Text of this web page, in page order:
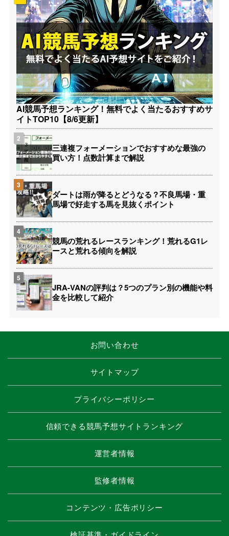
AI競馬予想ランキング！無料でよく当たるおすすめサ
イトTOP10【8/6更新】
三連複フォーメーションでおすすめな最強の
買い方！点数計算まで解説
ダートは雨が降るとどうなる？不良馬場・重
馬場で好走する馬を見抜くポイント
競馬の荒れるレースランキング！荒れるG1レ
ースと荒れる傾向を解説
JRA-VANの評判は？5つのプラン別の機能や料
金を比較して紹介
お問い合わせ
サイトマップ
プライバシーポリシー
信頼できる競馬予想サイトランキング
運営者情報
監修者情報
コンテンツ・広告ポリシー